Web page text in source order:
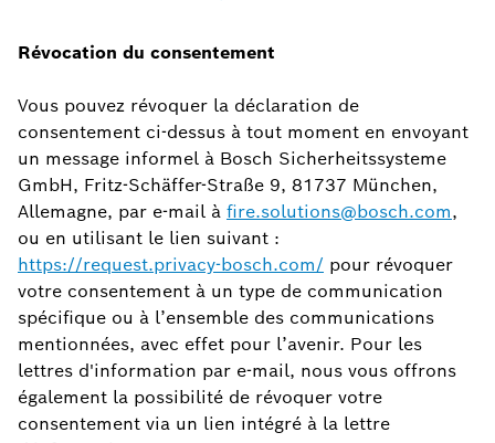
Révocation du consentement
Vous pouvez révoquer la déclaration de
consentement ci-dessus à tout moment en envoyant
un message informel à Bosch Sicherheitssysteme
GmbH, Fritz-Schäffer-Straße 9, 81737 München,
Allemagne, par e-mail à fire.solutions@bosch.com,
ou en utilisant le lien suivant :
https://request.privacy-bosch.com/ pour révoquer
votre consentement à un type de communication
spécifique ou à l’ensemble des communications
mentionnées, avec effet pour l’avenir. Pour les
lettres d'information par e-mail, nous vous offrons
également la possibilité de révoquer votre
consentement via un lien intégré à la lettre